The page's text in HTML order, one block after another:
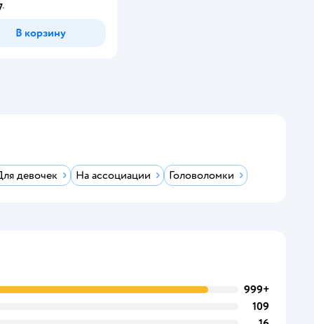
В корзину
девочек На ассоциации Головоломки
999+
109